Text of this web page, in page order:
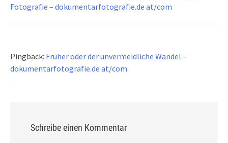
Fotografie – dokumentarfotografie.de at/com
Pingback: Früher oder der unvermeidliche Wandel –
dokumentarfotografie.de at/com
Schreibe einen Kommentar